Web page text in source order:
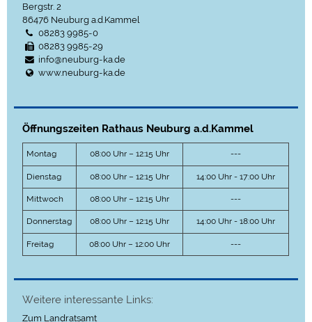
Bergstr. 2
86476 Neuburg a.d.Kammel
08283 9985-0
08283 9985-29
info@neuburg-ka.de
www.neuburg-ka.de
Öffnungszeiten Rathaus Neuburg a.d.Kammel
Montag 08:00 Uhr – 12:15 Uhr ---
Dienstag 08:00 Uhr – 12:15 Uhr 14:00 Uhr - 17:00 Uhr
Mittwoch 08:00 Uhr – 12:15 Uhr ---
Donnerstag 08:00 Uhr – 12:15 Uhr 14:00 Uhr - 18:00 Uhr
Freitag 08:00 Uhr – 12:00 Uhr ---
Weitere interessante Links:
Zum Landratsamt